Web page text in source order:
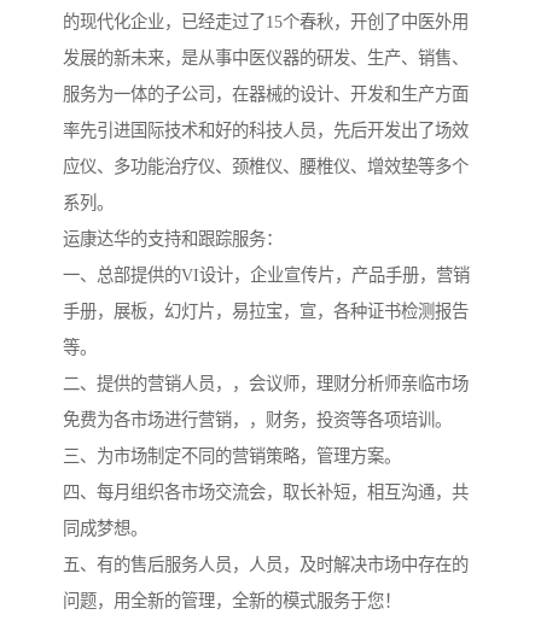
的现代化企业，已经走过了15个春秋，开创了中医外用
发展的新未来，是从事中医仪器的研发、生产、销售、
服务为一体的子公司，在器械的设计、开发和生产方面
率先引进国际技术和好的科技人员，先后开发出了场效
应仪、多功能治疗仪、颈椎仪、腰椎仪、增效垫等多个
系列。
运康达华的支持和跟踪服务：
一、总部提供的VI设计，企业宣传片，产品手册，营销
手册，展板，幻灯片，易拉宝，宣，各种证书检测报告
等。
二、提供的营销人员，，会议师，理财分析师亲临市场
免费为各市场进行营销，，财务，投资等各项培训。
三、为市场制定不同的营销策略，管理方案。
四、每月组织各市场交流会，取长补短，相互沟通，共
同成梦想。
五、有的售后服务人员，人员，及时解决市场中存在的
问题，用全新的管理，全新的模式服务于您！